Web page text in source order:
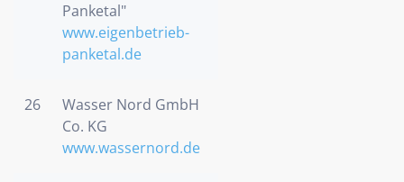
Panketal"
www.eigenbetrieb-
panketal.de
26
Wasser Nord GmbH
Co. KG
www.wassernord.de